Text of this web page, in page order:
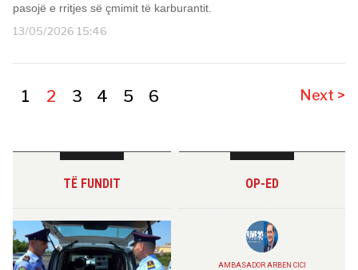
pasojë e rritjes së çmimit të karburantit.
13/05/2026 15:46
1 2 3 4 5 6 Next >
TË FUNDIT OP-ED
AMBASADOR ARBEN CICI